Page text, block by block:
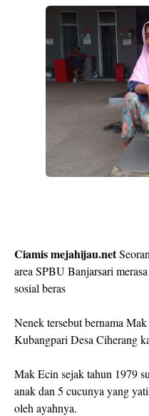
Ciamis mejahijau.net
area SPBU Banjarsari
sosial beras
Nenek tersebut bernama
Kubangpari Desa Ciherang
Mak Ecin sejak tahun 1979
anak dan 5 cucunya yang
oleh ayahnya.